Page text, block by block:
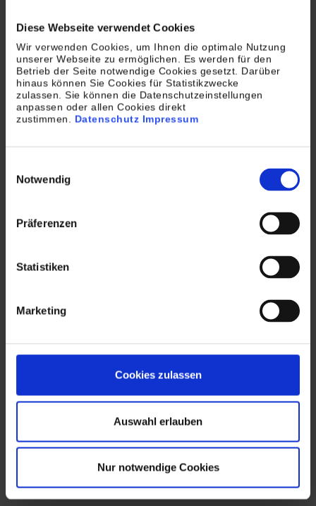
Diese Webseite verwendet Cookies
Wir verwenden Cookies, um Ihnen die optimale Nutzung
unserer Webseite zu ermöglichen. Es werden für den
Betrieb der Seite notwendige Cookies gesetzt. Darüber
hinaus können Sie Cookies für Statistikzwecke
zulassen. Sie können die Datenschutzeinstellungen
anpassen oder allen Cookies direkt
zustimmen. Datenschutz Impressum
Notwendig
Präferenzen
Statistiken
Marketing
Cookies zulassen
Auswahl erlauben
Nur notwendige Cookies
mit Hochleistungsscannern erfassen, um sie
anschließend elektronisch und sicher zur Verfügung
zu stellen. So ließe sich die Klageschrift zum Beispiel
im Volltext nach Begriffen durchsuchen und
verschiedene Mitarbeiter könnten gleichzeitig sowie
ortsunabhängig auf das Dokument zugreifen – ohne
Mitarbeiter können gemeinsam an der Antwort auf
die Klageschrift arbeiten und dabei stets auf die
dem sie sich gerade befinden. Nicht, dass im Zuge
Verfahrens noch mehr Ressourcen verschwendet
Papierschlacht entstandenen CO2-Ausstoßes durch
den Kauf von Bäumen ist keine Wiedergutmachung. Er
Autor: Bodo Boer, Direktor Vertrieb, TROPPER DATA